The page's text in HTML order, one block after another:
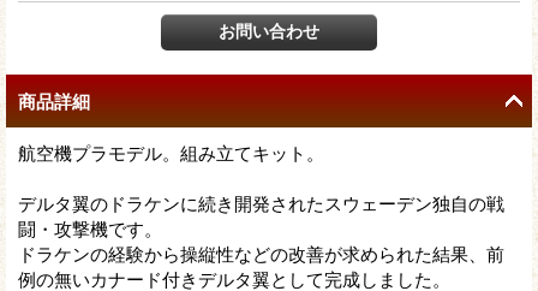
商品詳細
航空機プラモデル。組み立てキット。
デルタ翼のドラケンに続き開発されたスウェーデン独自の戦
闘・攻撃機です。
ドラケンの経験から操縦性などの改善が求められた結果、前
例の無いカナード付きデルタ翼として完成しました。